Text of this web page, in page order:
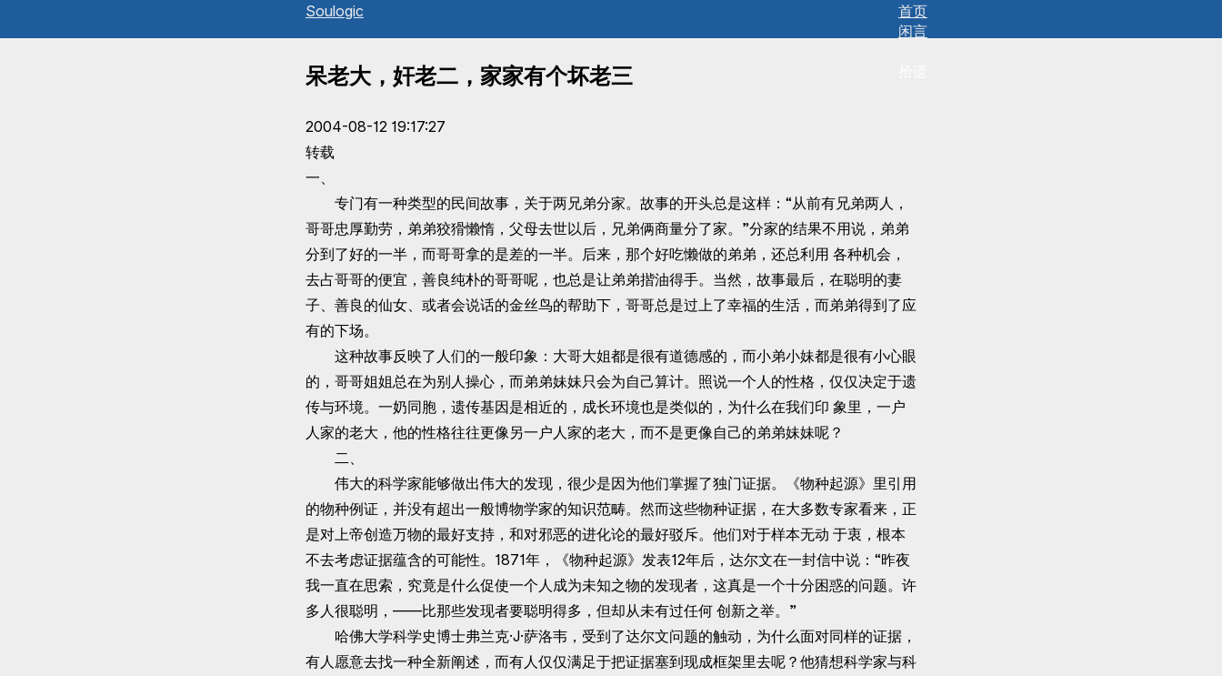
Soulogic
首页
闲言
呆老大，奸老二，家家有个坏老三
2004-08-12 19:17:27
转载
一、
专门有一种类型的民间故事，关于两兄弟分家。故事的开头总是这样：“从前有兄弟两人，
哥哥忠厚勤劳，弟弟狡猾懒惰，父母去世以后，兄弟俩商量分了家。”分家的结果不用说，弟弟
分到了好的一半，而哥哥拿的是差的一半。后来，那个好吃懒做的弟弟，还总利用 各种机会，
去占哥哥的便宜，善良纯朴的哥哥呢，也总是让弟弟揩油得手。当然，故事最后，在聪明的妻
子、善良的仙女、或者会说话的金丝鸟的帮助下，哥哥总是过上了幸福的生活，而弟弟得到了应
有的下场。
这种故事反映了人们的一般印象：大哥大姐都是很有道德感的，而小弟小妹都是很有小心眼
的，哥哥姐姐总在为别人操心，而弟弟妹妹只会为自己算计。照说一个人的性格，仅仅决定于遗
传与环境。一奶同胞，遗传基因是相近的，成长环境也是类似的，为什么在我们印 象里，一户
人家的老大，他的性格往往更像另一户人家的老大，而不是更像自己的弟弟妹妹呢？
二、
伟大的科学家能够做出伟大的发现，很少是因为他们掌握了独门证据。《物种起源》里引用
的物种例证，并没有超出一般博物学家的知识范畴。然而这些物种证据，在大多数专家看来，正
是对上帝创造万物的最好支持，和对邪恶的进化论的最好驳斥。他们对于样本无动 于衷，根本
不去考虑证据蕴含的可能性。1871年，《物种起源》发表12年后，达尔文在一封信中说：“昨夜
我一直在思索，究竟是什么促使一个人成为未知之物的发现者，这真是一个十分困惑的问题。许
多人很聪明，——比那些发现者要聪明得多，但却从未有过任何 创新之举。”
哈佛大学科学史博士弗兰克·J·萨洛韦，受到了达尔文问题的触动，为什么面对同样的证据，
有人愿意去找一种全新阐述，而有人仅仅满足于把证据塞到现成框架里去呢？他猜想科学家与科